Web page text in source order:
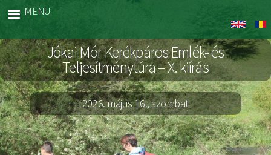
Bringa
MENÜ
Jókai Mór Kerékpáros Emlék- és
Teljesítménytúra – X. kiírás
2026. május 16., szombat